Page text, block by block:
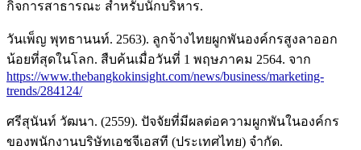
กิจการสาธารณะ สำหรับนักบริหาร.
วันเพ็ญ พุทธานนท์. 2563). ลูกจ้างไทยผูกพันองค์กรสูงลาออก
น้อยที่สุดในโลก. สืบค้นเมื่อวันที่ 1 พฤษภาคม 2564. จาก
https://www.thebangkokinsight.com/news/business/marketing-
trends/284124/
ศรีสุนันท์ วัฒนา. (2559). ปัจจัยที่มีผลต่อความผูกพันในองค์กร
ของพนักงานบริษัทเอชจีเอสที (ประเทศไทย) จำกัด.